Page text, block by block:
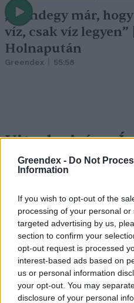
Greendex - Do Not
Information
If you wish to opt-out of the
processing of your personal
targeted advertising by us,
section to confirm your
opt-out request is processed
interest-based ads based on
us or personal information
your opt-out. You may
disclosure of your personal
„Mindegy már,
víz, csak víz legyen” |
Holnapután
Greendex 55:58
Vitorlavirág –
a te lakásodban